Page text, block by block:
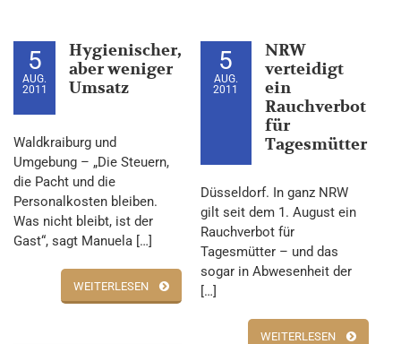
5
AUG.
2011
Hygienischer,
aber weniger
Umsatz
Waldkraiburg und
Umgebung – „Die Steuern,
die Pacht und die
Personalkosten bleiben.
Was nicht bleibt, ist der
Gast“, sagt Manuela […]
WEITERLESEN
5
AUG.
2011
NRW
verteidigt
ein
Rauchverbot
für
Tagesmütter
Düsseldorf. In ganz NRW
gilt seit dem 1. August ein
Rauchverbot für
Tagesmütter – und das
sogar in Abwesenheit der
[…]
WEITERLESEN